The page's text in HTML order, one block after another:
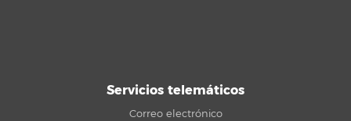
Servicios telemáticos
Correo electrónico